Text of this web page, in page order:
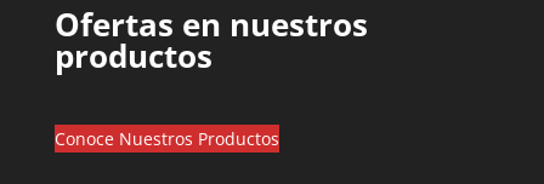
Ofertas en nuestros
productos
Conoce Nuestros Productos